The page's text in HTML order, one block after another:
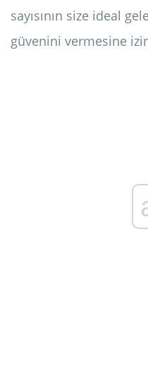
sayısının size ideal
güvenini vermesine